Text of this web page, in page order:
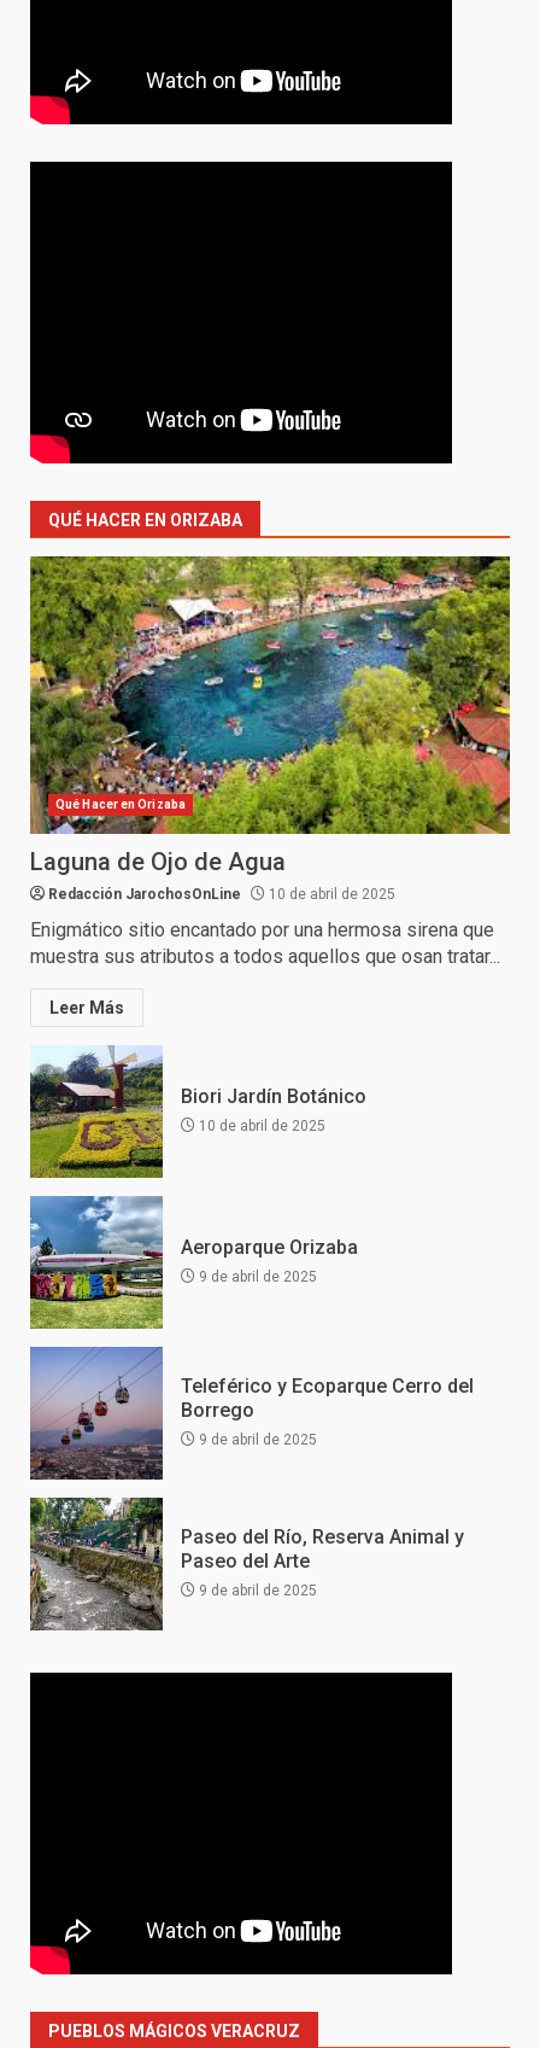
QUÉ HACER EN ORIZABA
Qué Hacer en Orizaba
Laguna de Ojo de Agua
Redacción JarochosOnLine 10 de abril de 2025
Enigmático sitio encantado por una hermosa sirena que
muestra sus atributos a todos aquellos que osan tratar...
Leer Más
Biori Jardín Botánico
10 de abril de 2025
Aeroparque Orizaba
9 de abril de 2025
Teleférico y Ecoparque Cerro del
Borrego
9 de abril de 2025
Paseo del Río, Reserva Animal y
Paseo del Arte
9 de abril de 2025
PUEBLOS MÁGICOS VERACRUZ